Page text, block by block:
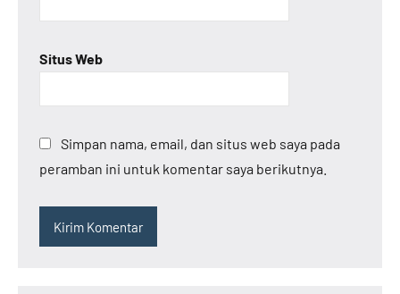
Situs Web
Simpan nama, email, dan situs web saya pada
peramban ini untuk komentar saya berikutnya.